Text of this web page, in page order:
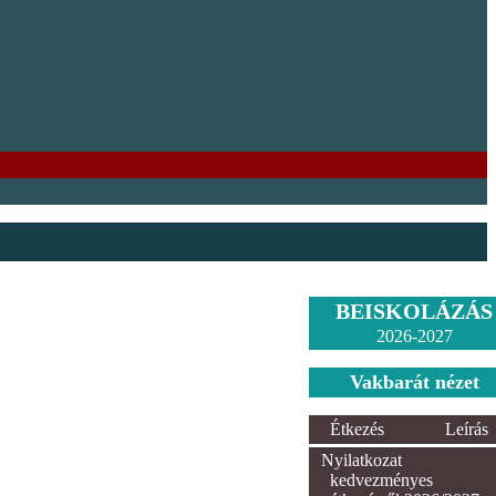
BEISKOLÁZÁS
2026-2027
Vakbarát nézet
Étkezés
Leírás
Nyilatkozat
kedvezményes